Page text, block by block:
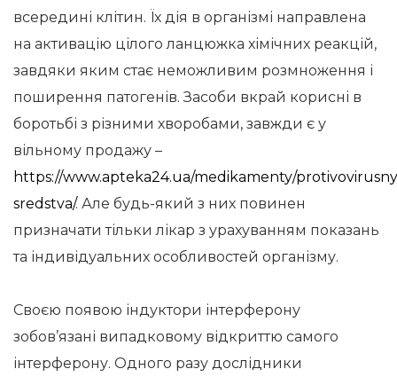
всередині клітин. Їх дія в організмі направлена
на активацію цілого ланцюжка хімічних реакцій,
завдяки яким стає неможливим розмноження і
поширення патогенів. Засоби вкрай корисні в
боротьбі з різними хворобами, завжди є у
вільному продажу –
https://www.apteka24.ua/medikamenty/
sredstva/. Але будь-який з них повинен
призначати тільки лікар з урахуванням показань
та індивідуальних особливостей організму.
Своєю появою індуктори інтерферону
зобов’язані випадковому відкриттю самого
інтерферону. Одного разу дослідники